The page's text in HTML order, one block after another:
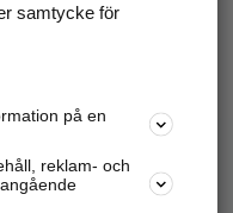
mm.
samtycke för
på en
reklam- och